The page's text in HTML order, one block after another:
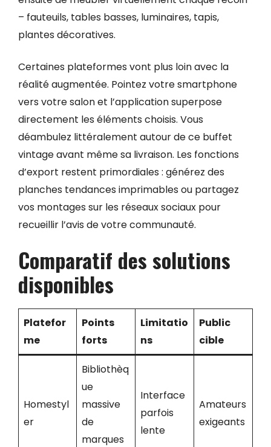
– fauteuils, tables basses, luminaires, tapis,
plantes décoratives.
Certaines plateformes vont plus loin avec la
réalité augmentée. Pointez votre smartphone
vers votre salon et l’application superpose
directement les éléments choisis. Vous
déambulez littéralement autour de ce buffet
vintage avant même sa livraison. Les fonctions
d’export restent primordiales : générez des
planches tendances imprimables ou partagez
vos montages sur les réseaux sociaux pour
recueillir l’avis de votre communauté.
Comparatif des solutions
disponibles
Platefor
me
Points
forts
Limitatio
ns
Public
cible
Homestyl
er
Bibliothèq
ue
massive
de
marques
Interface
parfois
lente
Amateurs
exigeants